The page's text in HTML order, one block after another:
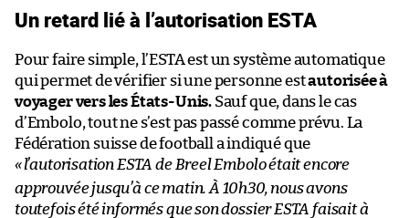
Un retard lié à l’autorisation ESTA
Pour faire simple, l’ESTA est un système automatique
qui permet de vérifier si une personne estautorisée à
voyager vers les États-Unis.Sauf que, dans le cas
d’Embolo, tout ne s’est pas passé comme prévu. La
Fédération suisse de football a indiqué que
«l’autorisation ESTA de Breel Embolo était encore
approuvée jusqu’à ce matin. À 10h30, nous avons
toutefois été informés que son dossier ESTA faisait à